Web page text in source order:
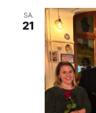
SA.
21